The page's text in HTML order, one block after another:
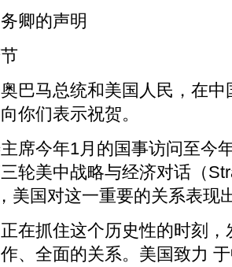
卿的声明
节
奥巴马总统和美国人民，在
你们表示祝贺。
主席今年1月的国事访问至今
轮美中战略与经济对话（
美国对这一重要的关系表现
抓住这个历史性的时刻，
、全面的关系。美国致力